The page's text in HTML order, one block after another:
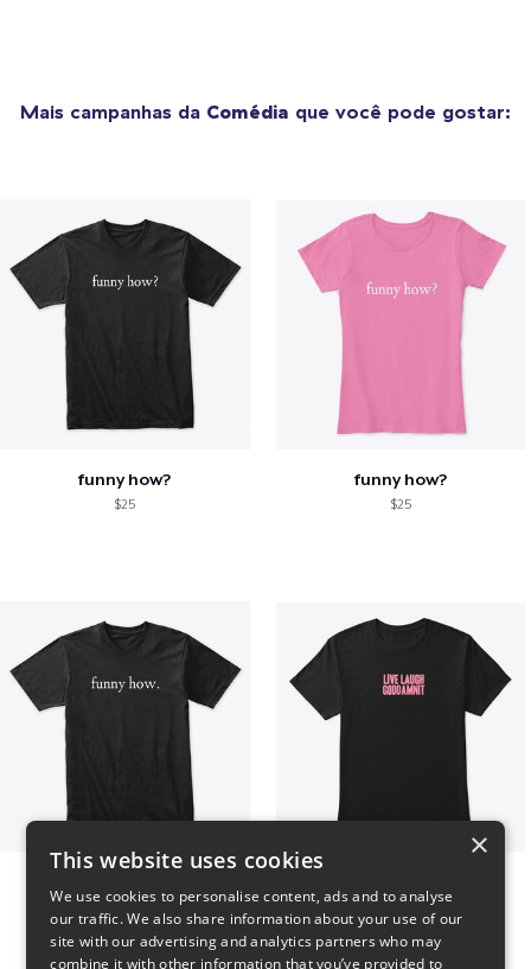
Mais campanhas da Comédia que você pode gostar:
funny how?
$25
funny how?
$25
×
This website uses cookies
We use cookies to personalise content, ads and to analyse
our traffic. We also share information about your use of our
site with our advertising and analytics partners who may
combine it with other information that you’ve provided to